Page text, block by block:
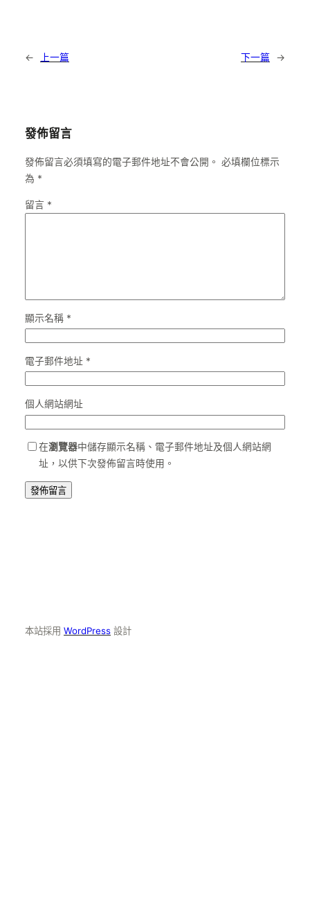
← 上一篇 下一篇 →
發佈留言
發佈留言必須填寫的電子郵件地址不會公開。 必填欄位標示
為 *
留言 *
顯示名稱 *
電子郵件地址 *
個人網站網址
在瀏覽器中儲存顯示名稱、電子郵件地址及個人網站網
址，以供下次發佈留言時使用。
本站採用 WordPress 設計